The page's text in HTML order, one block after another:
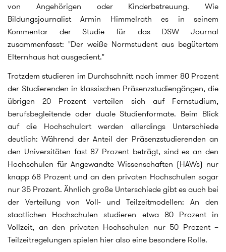
von Angehörigen oder Kinderbetreuung. Wie
Bildungsjournalist Armin Himmelrath es in seinem
Kommentar der Studie für das DSW Journal
zusammenfasst: "Der weiße Normstudent aus begütertem
Elternhaus hat ausgedient."
Trotzdem studieren im Durchschnitt noch immer 80 Prozent
der Studierenden in klassischen Präsenzstudiengängen, die
übrigen 20 Prozent verteilen sich auf Fernstudium,
berufsbegleitende oder duale Studienformate. Beim Blick
auf die Hochschulart werden allerdings Unterschiede
deutlich: Während der Anteil der Präsenzstudierenden an
den Universitäten fast 87 Prozent beträgt, sind es an den
Hochschulen für Angewandte Wissenschaften (HAWs) nur
knapp 68 Prozent und an den privaten Hochschulen sogar
nur 35 Prozent. Ähnlich große Unterschiede gibt es auch bei
der Verteilung von Voll- und Teilzeitmodellen: An den
staatlichen Hochschulen studieren etwa 80 Prozent in
Vollzeit, an den privaten Hochschulen nur 50 Prozent –
Teilzeitregelungen spielen hier also eine besondere Rolle.